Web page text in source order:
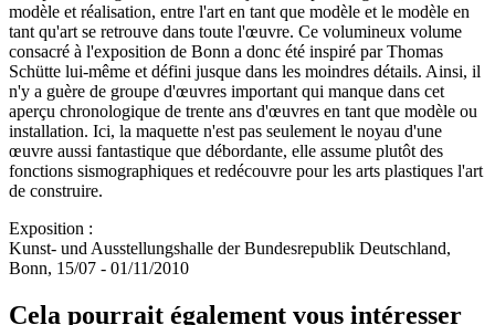
modèle et réalisation, entre l'art en tant que modèle et le modèle en
tant qu'art se retrouve dans toute l'œuvre. Ce volumineux volume
consacré à l'exposition de Bonn a donc été inspiré par Thomas
Schütte lui-même et défini jusque dans les moindres détails. Ainsi, il
n'y a guère de groupe d'œuvres important qui manque dans cet
aperçu chronologique de trente ans d'œuvres en tant que modèle ou
installation. Ici, la maquette n'est pas seulement le noyau d'une
œuvre aussi fantastique que débordante, elle assume plutôt des
fonctions sismographiques et redécouvre pour les arts plastiques l'art
de construire.
Exposition :
Kunst- und Ausstellungshalle der Bundesrepublik Deutschland,
Bonn, 15/07 - 01/11/2010
Cela pourrait également vous intéresser